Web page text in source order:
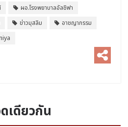
ผอ.โรงพยาบาลอัลชิฟา
ข่าวมุสลิม
อาชญากรรม
เดียวกัน